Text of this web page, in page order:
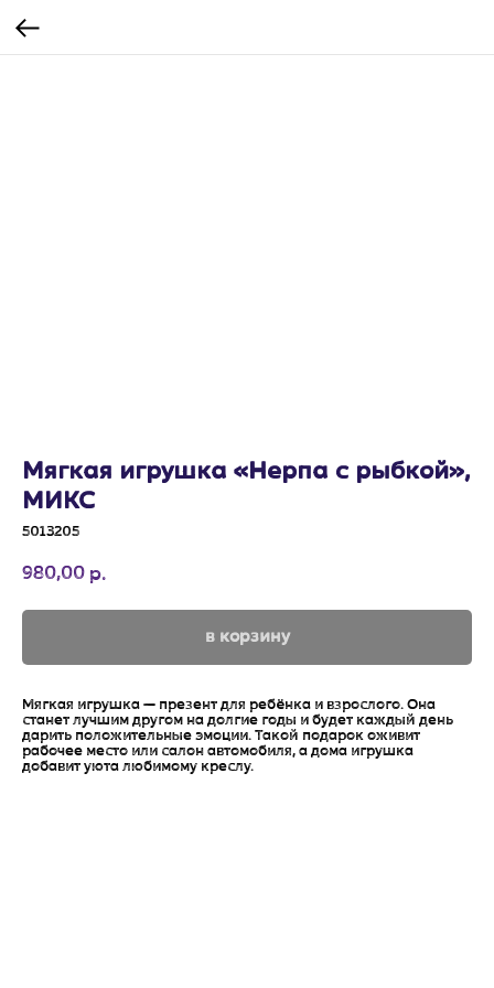
Мягкая игрушка «Нерпа с рыбкой»,
МИКС
5013205
980,00 р.
в корзину
Мягкая игрушка — презент для ребёнка и взрослого. Она
станет лучшим другом на долгие годы и будет каждый день
дарить положительные эмоции. Такой подарок оживит
рабочее место или салон автомобиля, а дома игрушка
добавит уюта любимому креслу.